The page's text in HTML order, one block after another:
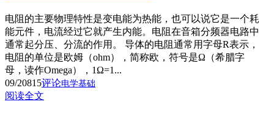
电阻的主要物理特性是变电能为热能，也可以说它是一个耗
能元件，电流经过它就产生内能。电阻在音箱分频器电路中
通常起分压、分流的作用。 导体的电阻通常用字母R表示，
电阻的单位是欧姆（ohm），简称欧，符号是Ω（希腊字
母，读作Omega），1Ω=1...
09/20815评论电学基础
阅读全文